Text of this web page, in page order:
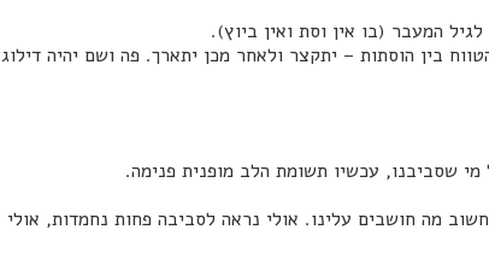
המעבר (בו אין וסת ואין ביוץ).
בין הוסתות – יתקצר ולאחר מכן יתארך. פה ושם יהיה דילוג
שסביבנו, עכשיו תשומת הלב מופנית פנימה.
מה חושבים עלינו. אולי נראה לסביבה פחות נחמדות, אולי